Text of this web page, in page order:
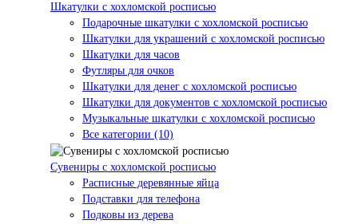
Шкатулки с хохломской росписью
Подарочные шкатулки с хохломской росписью
Шкатулки для украшений с хохломской росписью
Шкатулки для часов
Футляры для очков
Шкатулки для денег с хохломской росписью
Шкатулки для документов с хохломской росписью
Музыкальные шкатулки с хохломской росписью
Все категории (10)
Сувениры с хохломской росписью
Расписные деревянные яйца
Подставки для телефона
Подковы из дерева